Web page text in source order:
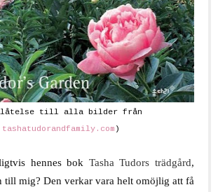
till alla bilder från
tashatudorandfamily.com )
hennes bok Tasha Tudors trädgård,
till mig? Den verkar vara helt omöjlig att få